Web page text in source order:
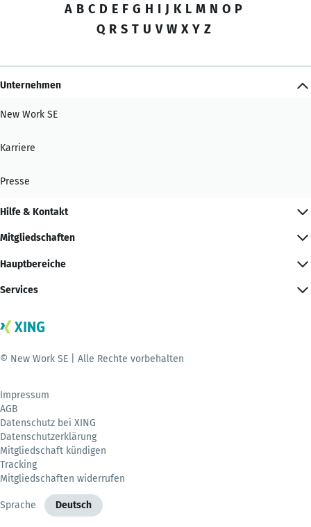
A B C D E F G H I J K L M N O P
Q R S T U V W X Y Z
Unternehmen
New Work SE
Karriere
Presse
Hilfe & Kontakt
Mitgliedschaften
Hauptbereiche
Services
© New Work SE | Alle Rechte vorbehalten
Impressum
AGB
Datenschutz bei XING
Datenschutzerklärung
Mitgliedschaft kündigen
Tracking
Mitgliedschaften widerrufen
Sprache Deutsch